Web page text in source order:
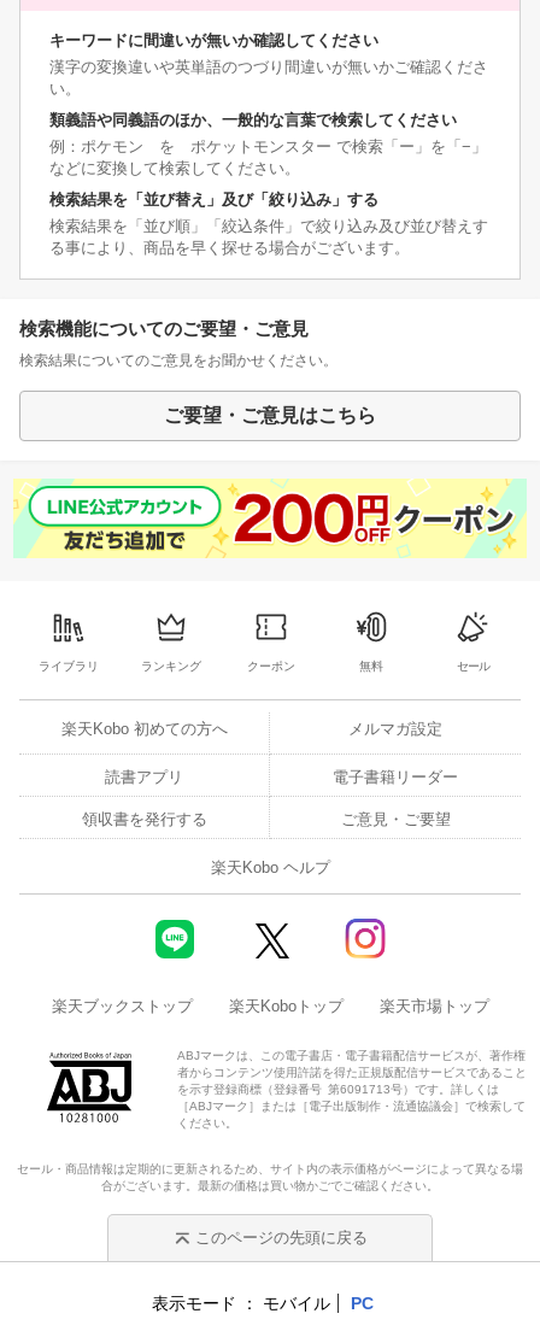
キーワードに間違いが無いか確認してください
漢字の変換違いや英単語のつづり間違いが無いかご確認くださ
い。
類義語や同義語のほか、一般的な言葉で検索してください
例：ポケモン を ポケットモンスター で検索「ー」を「−」
などに変換して検索してください。
検索結果を「並び替え」及び「絞り込み」する
検索結果を「並び順」「絞込条件」で絞り込み及び並び替えす
る事により、商品を早く探せる場合がございます。
検索機能についてのご要望・ご意見
検索結果についてのご意見をお聞かせください。
ご要望・ご意見はこちら
ライブラリ ランキング クーポン 無料 セール
楽天Kobo 初めての方へ メルマガ設定
読書アプリ 電子書籍リーダー
領収書を発行する ご意見・ご要望
楽天Kobo ヘルプ
楽天ブックストップ 楽天Koboトップ 楽天市場トップ
ABJマークは、この電子書店・電子書籍配信サービスが、著作権
者からコンテンツ使用許諾を得た正規版配信サービスであること
を示す登録商標（登録番号 第6091713号）です。詳しくは
［ABJマーク］または［電子出版制作・流通協議会］で検索して
ください。
セール・商品情報は定期的に更新されるため、サイト内の表示価格がページによって異なる場
合がございます。最新の価格は買い物かごでご確認ください。
このページの先頭に戻る
表示モード モバイル PC